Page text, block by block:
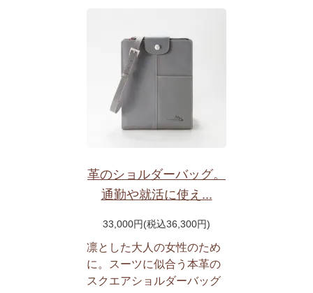
革のショルダーバッグ。
通勤や就活に使え...
33,000円(税込36,300円)
凛とした大人の女性のため
に。スーツに似合う本革の
スクエアショルダーバッグ